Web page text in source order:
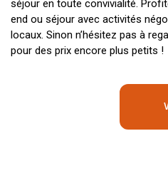
séjour en toute convivialité.
end ou séjour avec activités
locaux. Sinon n’hésitez pas à
pour des prix encore plus petits !